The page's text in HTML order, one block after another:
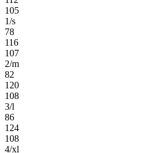
105
1/s
78
116
107
2/m
82
120
108
3/l
86
124
108
4/xl